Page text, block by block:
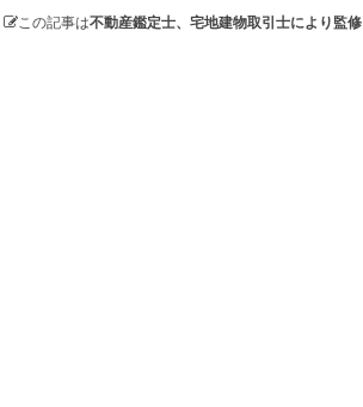
この記事は不動産鑑定士、宅地建物取引士により監修